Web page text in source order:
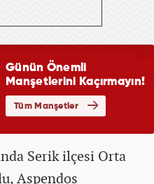
Serik ilçesi Orta
Aspendos